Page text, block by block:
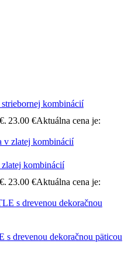
kombinácií
23.00 €Aktuálna cena je:
kombinácií
23.00 €Aktuálna cena je:
drevenou dekoračnou päticou